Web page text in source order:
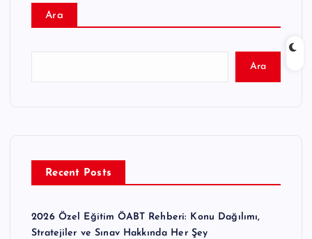
Ara
Ara
Recent Posts
2026 Özel Eğitim ÖABT Rehberi: Konu Dağılımı,
Stratejiler ve Sınav Hakkında Her Şey